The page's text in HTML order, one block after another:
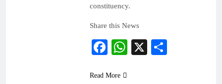
constituency.
Share this News
Facebook
WhatsApp
X
Read More